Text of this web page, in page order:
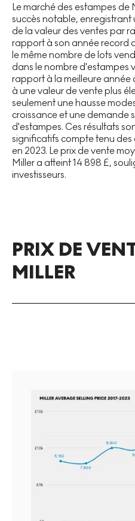
Le marché des estampes de
succès notable,
de la valeur des ventes par
rapport à son année record
le même nombre de lots
dans le nombre d'estampes
rapport à la meilleure année
à une valeur de vente plus
seulement une hausse
croissance et une demande
d'estampes. Ces résultats
significatifs compte tenu
en 2023. Le prix de vente
Miller a atteint 14 898 £,
investisseurs.
PRIX DE
MILLER